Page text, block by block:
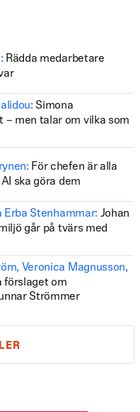
Rädda medarbetare
Simona
– men talar om vilka som
För chefen är alla
ska göra dem
Erba Stenhammar: Johan
går på tvärs med
Veronica Magnusson,
förslaget om
Strömmer